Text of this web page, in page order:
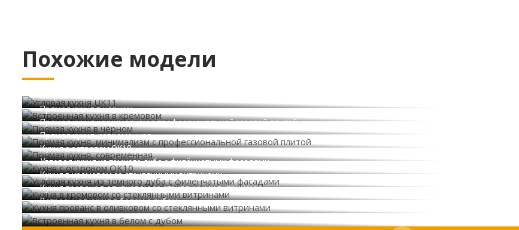
Похожие модели
Угловая кухня UK11
Встроенная кухня в кремовом
Прямая кухня в чёрном
Прямая кухня, минимализм с профессиональной газовой плитой
Прямая кухня, современная
Кухня с островом OK10
Угловая кухня из тёмного дуба с филёнчатыми фасадами
Кухня в кремовом со стеклянными витринами
Кухня прованс в оливковом со стеклянными витринами
Встроенная кухня в белом с дубом